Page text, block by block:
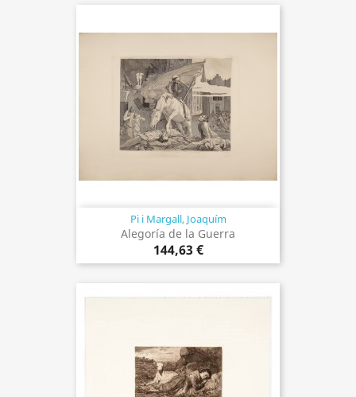
Pi i Margall, Joaquím
Alegoría de la Guerra
144,63 €